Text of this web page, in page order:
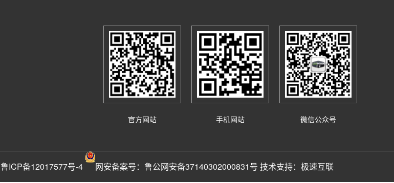
官方网站 手机网站 微信公众号
鲁ICP备12017577号-4 网安备案号： 鲁公网安备37140302000831号 技术支持： 极速互联